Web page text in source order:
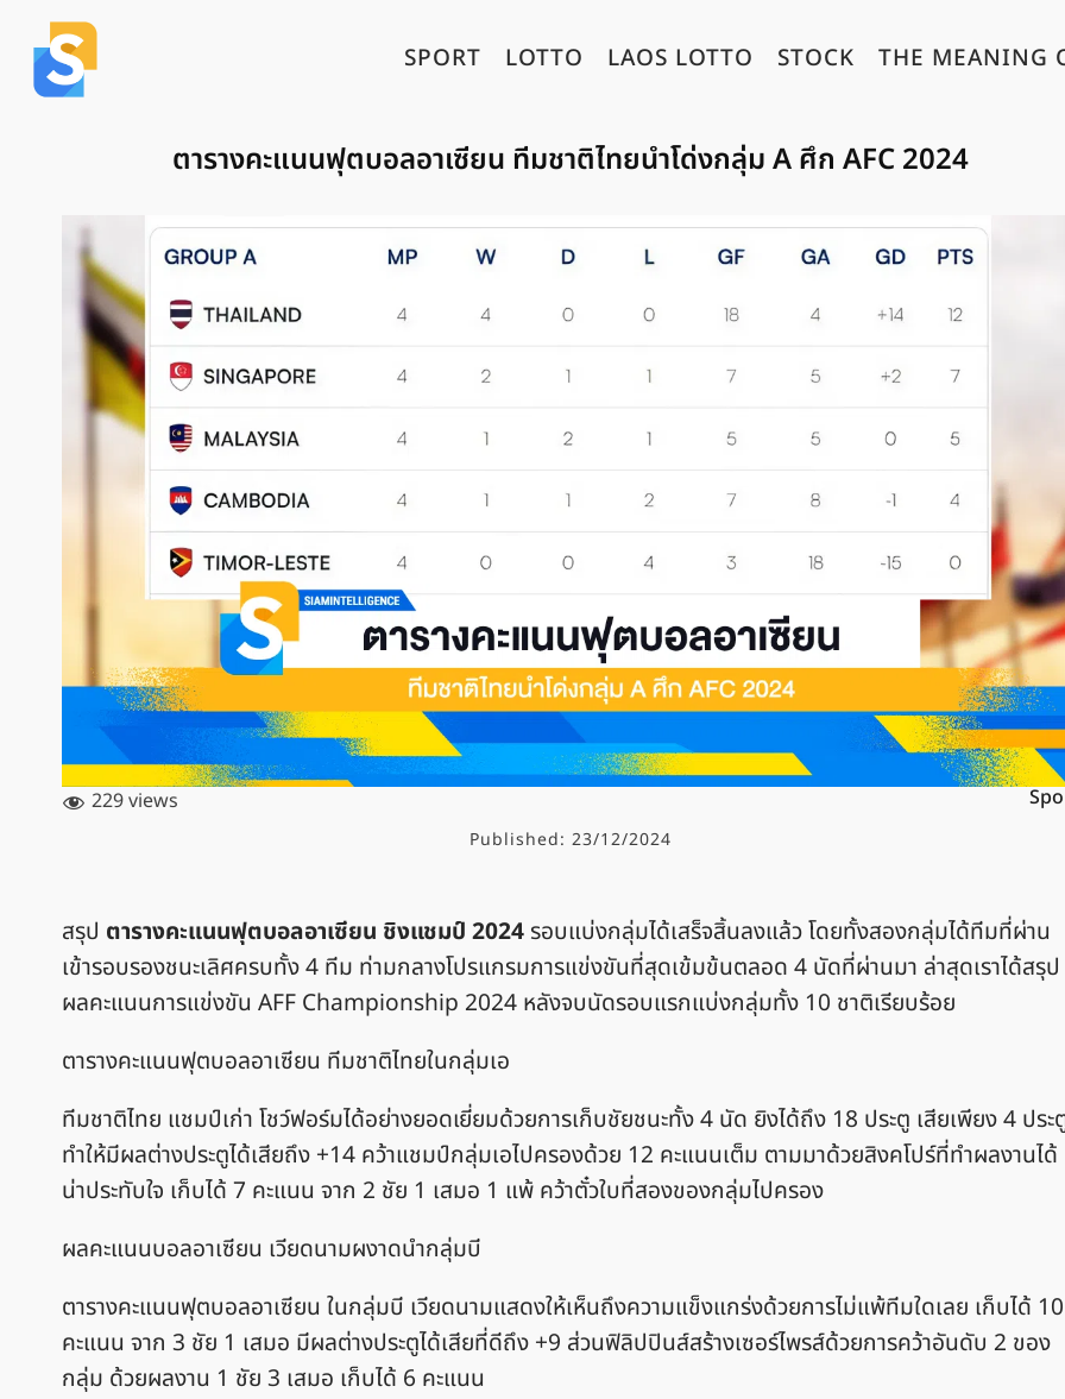
SPORT LOTTO LAOS LOTTO STOCK THE MEANING
ตารางคะแนนฟุตบอลอาเซียน ทีมชาติไทยนำโด่งกลุ่ม A ศึก AFC 2024
229 views
Published: 23/12/2024
สรุป ตารางคะแนนฟุตบอลอาเซียน ชิงแชมป์ 2024 รอบแบ่งกลุ่มได้เสร็จสิ้นลงแล้ว โดยทั้งสองกลุ่มได้ทีมที่ผ่าน
เข้ารอบรองชนะเลิศครบทั้ง 4 ทีม ท่ามกลางโปรแกรมการแข่งขันที่สุดเข้มข้นตลอด 4 นัดที่ผ่านมา ล่าสุดเราได้สรุป
ผลคะแนนการแข่งขัน AFF Championship 2024 หลังจบนัดรอบแรกแบ่งกลุ่มทั้ง 10 ชาติเรียบร้อย
ตารางคะแนนฟุตบอลอาเซียน ทีมชาติไทยในกลุ่มเอ
ทีมชาติไทย แชมป์เก่า โชว์ฟอร์มได้อย่างยอดเยี่ยมด้วยการเก็บชัยชนะทั้ง 4 นัด ยิงได้ถึง 18 ประตู เสียเพียง 4 ประ
ทำให้มีผลต่างประตูได้เสียถึง +14 คว้าแชมป์กลุ่มเอไปครองด้วย 12 คะแนนเต็ม ตามมาด้วยสิงคโปร์ที่ทำผลงานได้
น่าประทับใจ เก็บได้ 7 คะแนน จาก 2 ชัย 1 เสมอ 1 แพ้ คว้าตั๋วใบที่สองของกลุ่มไปครอง
ผลคะแนนบอลอาเซียน เวียดนามผงาดนำกลุ่มบี
ตารางคะแนนฟุตบอลอาเซียน ในกลุ่มบี เวียดนามแสดงให้เห็นถึงความแข็งแกร่งด้วยการไม่แพ้ทีมใดเลย เก็บได้ 10
คะแนน จาก 3 ชัย 1 เสมอ มีผลต่างประตูได้เสียที่ดีถึง +9 ส่วนฟิลิปปินส์สร้างเซอร์ไพรส์ด้วยการคว้าอันดับ 2 ของ
กลุ่ม ด้วยผลงาน 1 ชัย 3 เสมอ เก็บได้ 6 คะแนน